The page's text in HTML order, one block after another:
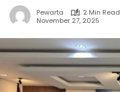
Pewarta
2 Min Read
November 27, 2025